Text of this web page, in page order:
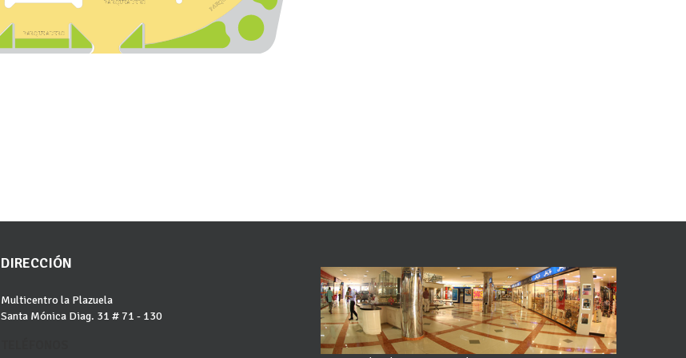
PARQUE ADERO
PARQUEADERO
PARQ
DIRECCIÓN
Multicentro la Plazuela
Santa Mónica Diag. 31 # 71 - 130